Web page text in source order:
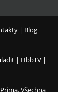
| Blog
| HbbTV |
Všechna